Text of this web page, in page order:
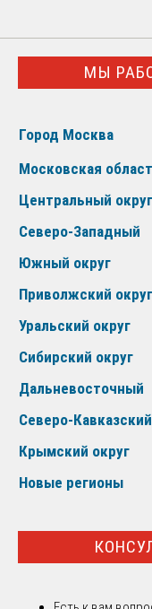
МЫ
Город Москва
Московская
Центральный округ
Северо-Западный
Южный округ
Приволжский округ
Уральский округ
Сибирский округ
Дальневосточный
Северо-Кавказский
Крымский округ
Новые регионы